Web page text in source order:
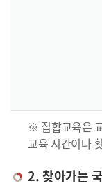
※ 집합교육은
교육 시간이나
2. 찾아가는